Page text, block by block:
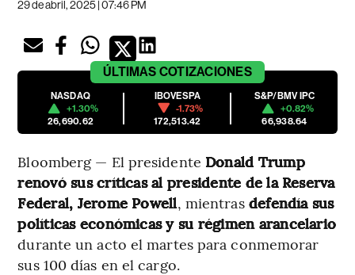
29 de abril, 2025 | 07:46 PM
ÚLTIMAS COTIZACIONES
NASDAQ
+1.30%
26,690.62
IBOVESPA
-1.73%
172,513.42
S&P/BMV IPC
+0.82%
66,938.64
Bloomberg — El presidente Donald Trump
renovó sus críticas al presidente de la Reserva
Federal, Jerome Powell, mientras defendía sus
políticas económicas y su régimen arancelario
durante un acto el martes para conmemorar
sus 100 días en el cargo.